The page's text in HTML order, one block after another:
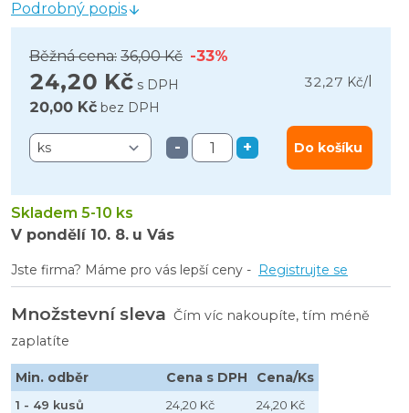
Podrobný popis
Běžná cena: 36,00 Kč -33%
24,20 Kč s DPH 32,27 Kč/
20,00 Kč bez DPH
- + Do košíku
Skladem 5-10 ks
V pondělí 10. 8. u Vás
Jste firma? Máme pro vás lepší ceny - Registrujte se
Množstevní sleva Čím víc nakoupíte, tím méně
zaplatíte
Min. odběr Cena s DPH Cena/Ks
1 - 49 kusů 24,20 Kč
24,20 Kč